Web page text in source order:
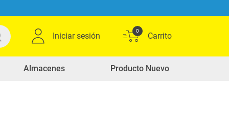
Iniciar sesión
0
Almacenes Producto Nuevo